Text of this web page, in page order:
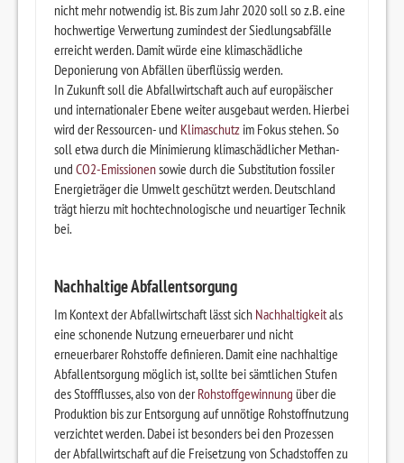
nicht mehr notwendig ist. Bis zum Jahr 2020 soll so z.B. eine
hochwertige Verwertung zumindest der Siedlungsabfälle
erreicht werden. Damit würde eine klimaschädliche
Deponierung von Abfällen überflüssig werden.
In Zukunft soll die Abfallwirtschaft auch auf europäischer
und internationaler Ebene weiter ausgebaut werden. Hierbei
wird der Ressourcen- und Klimaschutz im Fokus stehen. So
soll etwa durch die Minimierung klimaschädlicher Methan-
und CO2-Emissionensowie durch die Substitution fossiler
Energieträger die Umwelt geschützt werden. Deutschland
trägt hierzu mit hochtechnologische und neuartiger Technik
bei.
Nachhaltige Abfallentsorgung
Im Kontext der Abfallwirtschaft lässt sich Nachhaltigkeitals
eine schonende Nutzung erneuerbarer und nicht
erneuerbarer Rohstoffe definieren. Damit eine nachhaltige
Abfallentsorgung möglich ist, sollte bei sämtlichen Stufen
des Stoffflusses, also von derRohstoffgewinnung über die
Produktion bis zur Entsorgung auf unnötige Rohstoffnutzung
verzichtet werden. Dabei ist besonders bei den Prozessen
der Abfallwirtschaft auf die Freisetzung von Schadstoffen zu